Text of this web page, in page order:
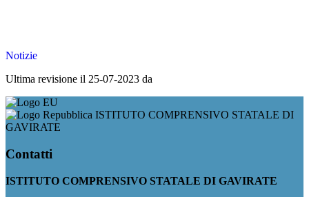
Notizie
Ultima revisione il 25-07-2023 da
ISTITUTO COMPRENSIVO STATALE DI
GAVIRATE
Contatti
ISTITUTO COMPRENSIVO STATALE DI GAVIRATE